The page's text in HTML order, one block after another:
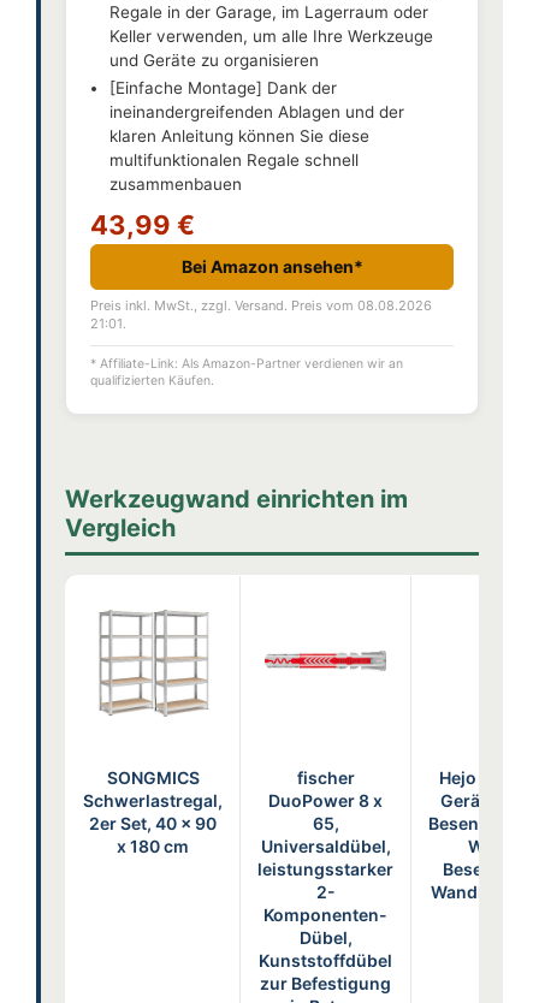
Regale in der Garage, im Lagerraum oder
Keller verwenden, um alle Ihre Werkzeuge
und Geräte zu organisieren
[Einfache Montage] Dank der
ineinandergreifenden Ablagen und der
klaren Anleitung können Sie diese
multifunktionalen Regale schnell
zusammenbauen
43,99 €
Bei Amazon ansehen*
Preis inkl. MwSt., zzgl. Versand. Preis vom 08.08.2026
21:01.
* Affiliate-Link: Als Amazon-Partner verdienen wir an
qualifizierten Käufen.
Werkzeugwand einrichten im
Vergleich
SONGMICS
Schwerlastregal,
2er Set, 40 x 90
x 180 cm
fischer
DuoPower 8 x
65,
Universaldübel,
leistungsstarker
2-
Komponenten-
Dübel,
Kunststoffdübel
zur Befestigung
Hejo 10
Wand,